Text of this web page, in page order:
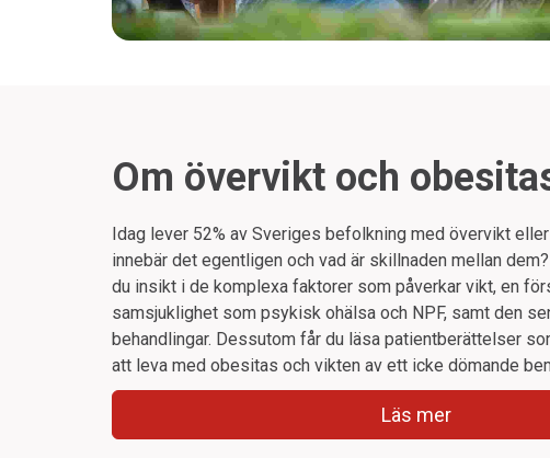
Om övervikt och
Idag lever 52% av Sveriges befolkning med övervikt
innebär det egentligen och vad är skillnaden mellan
du insikt i de komplexa faktorer som påverkar vikt, en
samsjuklighet som psykisk ohälsa och NPF, samt den
behandlingar. Dessutom får du läsa patientberättelser
att leva med obesitas och vikten av ett icke dömande
Läs mer